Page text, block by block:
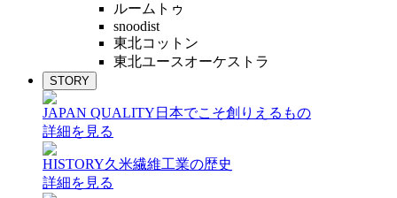
ルームトゥ
snoodist
東北コットン
東北ユースオーケストラ
STORY
JAPAN QUALITY 日本でこそ創りえるもの
詳細を見る
HISTORY久米繊維工業の歴史
詳細を見る